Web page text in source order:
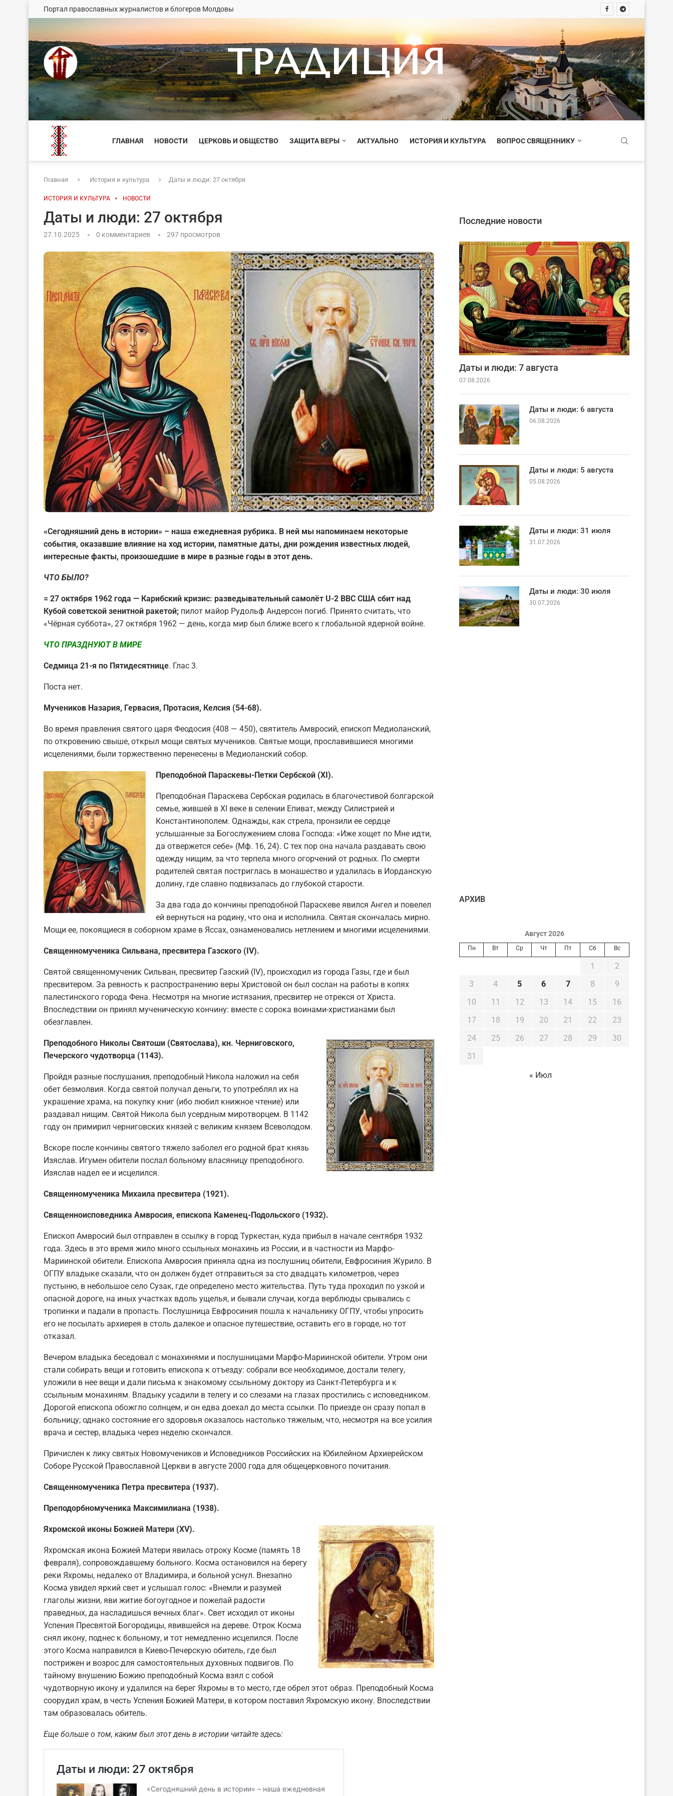
Портал православных журналистов и блогеров Молдовы
ТРАДИЦИЯ
ГЛАВНАЯ НОВОСТИ ЦЕРКОВЬ И ОБЩЕСТВО ЗАЩИТА ВЕРЫ АКТУАЛЬНО ИСТОРИЯ И КУЛЬТУРА ВОПРОС СВЯЩЕННИКУ
Главная История и культура Даты и люди: 27 октября
ИСТОРИЯ И КУЛЬТУРА НОВОСТИ
Даты и люди: 27 октября
27.10.2025 0 комментариев 297 просмотров
«Сегодняшний день в истории» – наша ежедневная рубрика. В ней мы напоминаем некоторые
события, оказавшие влияние на ход истории, памятные даты, дни рождения известных людей,
интересные факты, произошедшие в мире в разные годы в этот день.
ЧТО БЫЛО?
= 27 октября 1962 года — Карибский кризис: разведывательный самолёт U-2 ВВС США сбит над
Кубой советской зенитной ракетой; пилот майор Рудольф Андерсон погиб. Принято считать, что
«Чёрная суббота», 27 октября 1962 — день, когда мир был ближе всего к глобальной ядерной войне.
ЧТО ПРАЗДНУЮТ В МИРЕ
Седмица 21-я по Пятидесятнице. Глас 3.
Поста нет.
Мучеников Назария, Гервасия, Протасия, Келсия (54-68).
Во время правления святого царя Феодосия (408 — 450), святитель Амвросий, епископ Медиоланский,
по откровению свыше, открыл мощи святых мучеников. Святые мощи, прославившиеся многими
исцелениями, были торжественно перенесены в Медиоланский собор.
Преподобной Параскевы-Петки Сербской (XI).
Преподобная Параскева Сербская родилась в благочестивой болгарской
семье, жившей в XI веке в селении Епиват, между Силистрией и
Константинополем. Однажды, как стрела, пронзили ее сердце
услышанные за Богослужением слова Господа: «Иже хощет по Мне идти,
да отвержется себе» (Мф. 16, 24). С тех пор она начала раздавать свою
одежду нищим, за что терпела много огорчений от родных. По смерти
родителей святая постриглась в монашество и удалилась в Иорданскую
долину, где славно подвизалась до глубокой старости.
За два года до кончины преподобной Параскеве явился Ангел и повелел
ей вернуться на родину, что она и исполнила. Святая скончалась мирно.
Мощи ее, покоящиеся в соборном храме в Яссах, ознаменовались нетлением и многими исцелениями.
Священномученика Сильвана, пресвитера Газского (IV).
Святой священномученик Сильван, пресвитер Газский (IV), происходил из города Газы, где и был
пресвитером. За ревность к распространению веры Христовой он был сослан на работы в копях
палестинского города Фена. Несмотря на многие истязания, пресвитер не отрекся от Христа.
Впоследствии он принял мученическую кончину: вместе с сорока воинами-христианами был
обезглавлен.
Преподобного Николы Святоши (Святослава), кн. Черниговского,
Печерского чудотворца (1143).
Пройдя разные послушания, преподобный Никола наложил на себя
обет безмолвия. Когда святой получал деньги, то употреблял их на
украшение храма, на покупку книг (ибо любил книжное чтение) или
раздавал нищим. Святой Никола был усердным миротворцем. В 1142
году он примирил черниговских князей с великим князем Всеволодом.
Вскоре после кончины святого тяжело заболел его родной брат князь
Изяслав. Игумен обители послал больному власяницу преподобного.
Изяслав надел ее и исцелился.
Священномученика Михаила пресвитера (1921).
Священноисповедника Амвросия, епископа Каменец-Подольского (1932).
Епископ Амвросий был отправлен в ссылку в город Туркестан, куда прибыл в начале сентября 1932
года. Здесь в это время жило много ссыльных монахинь из России, и в частности из Марфо-
Мариинской обители. Епископа Амвросия приняла одна из послушниц обители, Евфросиния Журило. В
ОГПУ владыке сказали, что он должен будет отправиться за сто двадцать километров, через
пустыню, в небольшое село Сузак, где определено место жительства. Путь туда проходил по узкой и
опасной дороге, на иных участках вдоль ущелья, и бывали случаи, когда верблюды срывались с
тропинки и падали в пропасть. Послушница Евфросиния пошла к начальнику ОГПУ, чтобы упросить
его не посылать архиерея в столь далекое и опасное путешествие, оставить его в городе, но тот
отказал.
Вечером владыка беседовал с монахинями и послушницами Марфо-Мариинской обители. Утром они
стали собирать вещи и готовить епископа к отъезду: собрали все необходимое, достали телегу,
уложили в нее вещи и дали письма к знакомому ссыльному доктору из Санкт-Петербурга и к
ссыльным монахиням. Владыку усадили в телегу и со слезами на глазах простились с исповедником.
Дорогой епископа обожгло солнцем, и он едва доехал до места ссылки. По приезде он сразу попал в
больницу; однако состояние его здоровья оказалось настолько тяжелым, что, несмотря на все усилия
врача и сестер, владыка через неделю скончался.
Причислен к лику святых Новомучеников и Исповедников Российских на Юбилейном Архиерейском
Соборе Русской Православной Церкви в августе 2000 года для общецерковного почитания.
Священномученика Петра пресвитера (1937).
Преподорбномученика Максимилиана (1938).
Яхромской иконы Божией Матери (XV).
Яхромская икона Божией Матери явилась отроку Косме (память 18
февраля), сопровождавшему больного. Косма остановился на берегу
реки Яхромы, недалеко от Владимира, и больной уснул. Внезапно
Косма увидел яркий свет и услышал голос: «Внемли и разумей
глаголы жизни, яви житие богоугодное и пожелай радости
праведных, да насладишься вечных благ». Свет исходил от иконы
Успения Пресвятой Богородицы, явившейся на дереве. Отрок Косма
снял икону, поднес к больному, и тот немедленно исцелился. После
этого Косма направился в Киево-Печерскую обитель, где был
пострижен и возрос для самостоятельных духовных подвигов. По
тайному внушению Божию преподобный Косма взял с собой
чудотворную икону и удалился на берег Яхромы в то место, где обрел этот образ. Преподобный Косма
соорудил храм, в честь Успения Божией Матери, в котором поставил Яхромскую икону. Впоследствии
там образовалась обитель.
Еще больше о том, каким был этот день в истории читайте здесь:
Последние новости
Даты и люди: 7 августа
07.08.2026
Даты и люди: 6 августа
06.08.2026
Даты и люди: 5 августа
05.08.2026
Даты и люди: 31 июля
31.07.2026
Даты и люди: 30 июля
30.07.2026
AРХИВ
Август 2026
Пн Вт Ср Чт Пт Сб Вс
1
2
3
4 5 6 7 8
9
10
11 12 13 14 15
16
17
18 19 20 21 22
23
24
25 26 27 28 29
30
31
« Июл